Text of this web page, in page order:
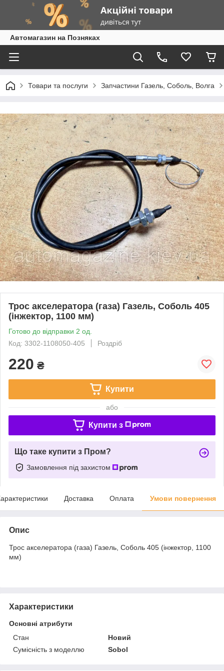
Автомагазин на Позняках
Товари та послуги Запчастини Газель, Соболь, Волга
Трос акселератора (газа) Газель, Соболь 405
(інжектор, 1100 мм)
Готово до відправки 2 од.
Код: 3302-1108050-405
Роздріб
220 ₴
Купити
або
Купити з
Що таке купити з Пром?
Замовлення під захистом
Доставка Оплата Умови повернення
Опис
Трос акселератора (газа) Газель, Соболь 405 (інжектор, 1100
мм)
Характеристики
Основні атрибути
Стан
Новий
Сумісність з моделлю
Sobol